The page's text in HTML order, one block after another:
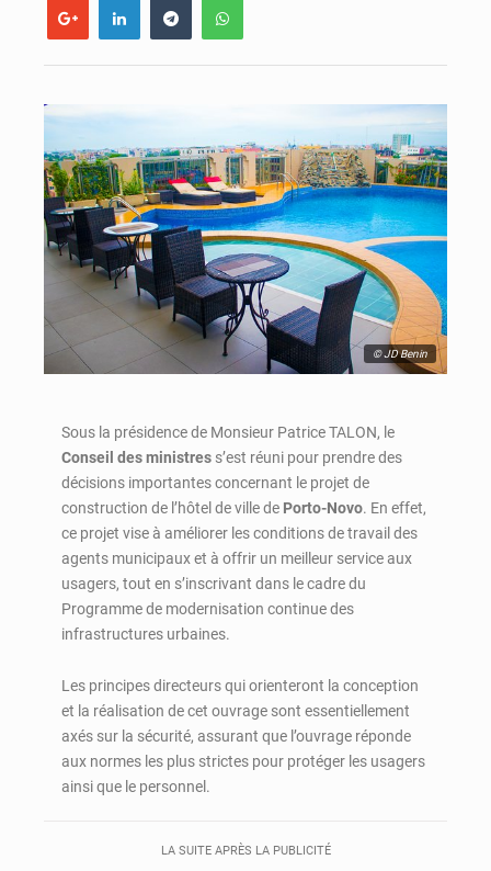
© JD Benin
Sous la présidence de Monsieur Patrice TALON, le
Conseil des ministres s’est réuni pour prendre des
décisions importantes concernant le projet de
construction de l’hôtel de ville de Porto-Novo. En effet,
ce projet vise à améliorer les conditions de travail des
agents municipaux et à offrir un meilleur service aux
usagers, tout en s’inscrivant dans le cadre du
Programme de modernisation continue des
infrastructures urbaines.
Les principes directeurs qui orienteront la conception
et la réalisation de cet ouvrage sont essentiellement
axés sur la sécurité, assurant que l’ouvrage réponde
aux normes les plus strictes pour protéger les usagers
ainsi que le personnel.
LA SUITE APRÈS LA PUBLICITÉ